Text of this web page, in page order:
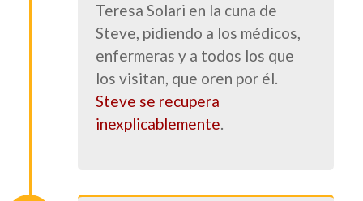
Teresa Solari en la cuna de
Steve, pidiendo a los médicos,
enfermeras y a todos los que
los visitan, que oren por él.
Steve se recupera
inexplicablemente.